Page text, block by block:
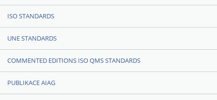
ISO STANDARDS
UNE STANDARDS
COMMENTED EDITIONS ISO QMS STANDARDS
PUBLIKACE AIAG